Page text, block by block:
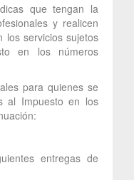
que tengan la
y realicen
los servicios sujetos
en los números
para quienes se
al Impuesto en los
entregas de